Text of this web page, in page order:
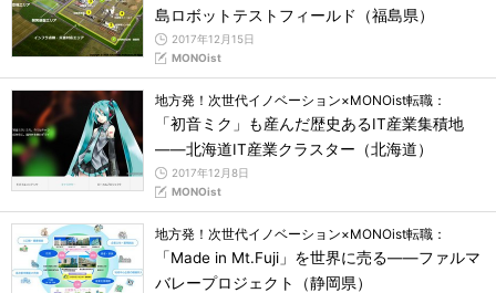
島ロボットテストフィールド（福島県）
2017年12月15日
MONOist
地方発！次世代イノベーション×MONOist転職：
「初音ミク」も産んだ歴史あるIT産業集積地
――北海道IT産業クラスター（北海道）
2017年12月8日
MONOist
地方発！次世代イノベーション×MONOist転職：
「Made in Mt.Fuji」を世界に売る――ファルマ
バレープロジェクト（静岡県）